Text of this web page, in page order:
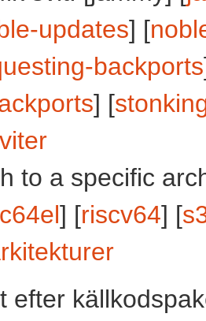
updates] [
backports
] [
to a specific
] [riscv64] [
efter